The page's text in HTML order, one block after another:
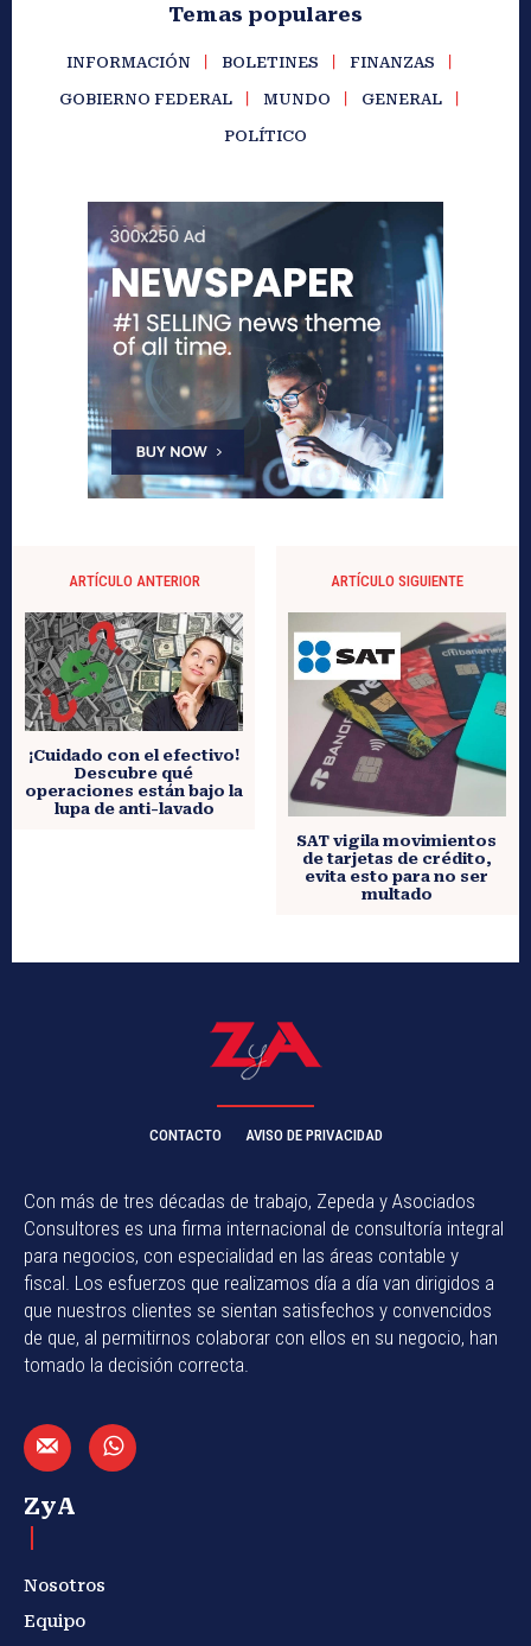
Temas populares
INFORMACIÓN BOLETINES FINANZAS
GOBIERNO FEDERAL MUNDO GENERAL
POLÍTICO
ARTÍCULO ANTERIOR
¡Cuidado con el efectivo!
Descubre qué
operaciones están bajo la
lupa de anti-lavado
ARTÍCULO SIGUIENTE
SAT vigila movimientos
de tarjetas de crédito,
evita esto para no ser
multado
CONTACTO AVISO DE PRIVACIDAD
Con más de tres décadas de trabajo, Zepeda y Asociados
Consultores es una firma internacional de consultoría integral
para negocios, con especialidad en las áreas contable y
fiscal. Los esfuerzos que realizamos día a día van dirigidos a
que nuestros clientes se sientan satisfechos y convencidos
de que, al permitirnos colaborar con ellos en su negocio, han
tomado la decisión correcta.
ZyA
Nosotros
Equipo